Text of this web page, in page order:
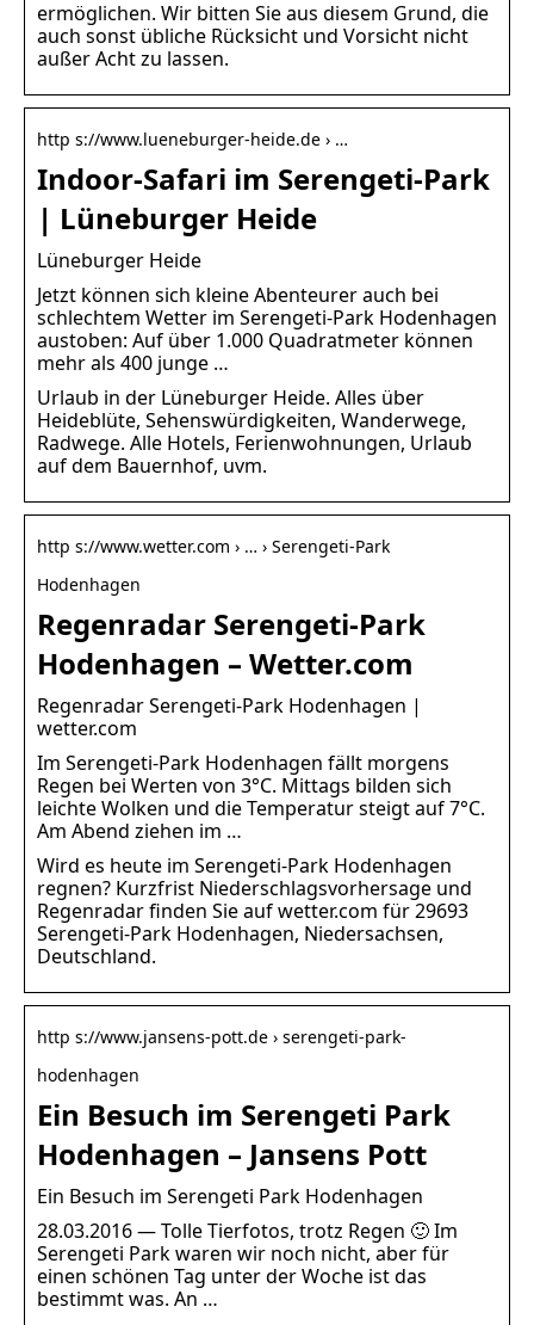
ermöglichen. Wir bitten Sie aus diesem Grund, die
auch sonst übliche Rücksicht und Vorsicht nicht
außer Acht zu lassen.
http s://www.lueneburger-heide.de › …
Indoor-Safari im Serengeti-Park
| Lüneburger Heide
Lüneburger Heide
Jetzt können sich kleine Abenteurer auch bei
schlechtem Wetter im Serengeti-Park Hodenhagen
austoben: Auf über 1.000 Quadratmeter können
mehr als 400 junge …
Urlaub in der Lüneburger Heide. Alles über
Heideblüte, Sehenswürdigkeiten, Wanderwege,
Radwege. Alle Hotels, Ferienwohnungen, Urlaub
auf dem Bauernhof, uvm.
http s://www.wetter.com › … › Serengeti-Park
Hodenhagen
Regenradar Serengeti-Park
Hodenhagen – Wetter.com
Regenradar Serengeti-Park Hodenhagen |
wetter.com
Im Serengeti-Park Hodenhagen fällt morgens
Regen bei Werten von 3°C. Mittags bilden sich
leichte Wolken und die Temperatur steigt auf 7°C.
Am Abend ziehen im …
Wird es heute im Serengeti-Park Hodenhagen
regnen? Kurzfrist Niederschlagsvorhersage und
Regenradar finden Sie auf wetter.com für 29693
Serengeti-Park Hodenhagen, Niedersachsen,
Deutschland.
http s://www.jansens-pott.de › serengeti-park-
hodenhagen
Ein Besuch im Serengeti Park
Hodenhagen – Jansens Pott
Ein Besuch im Serengeti Park Hodenhagen
28.03.2016 — Tolle Tierfotos, trotz Regen 🙂 Im
Serengeti Park waren wir noch nicht, aber für
einen schönen Tag unter der Woche ist das
bestimmt was. An …